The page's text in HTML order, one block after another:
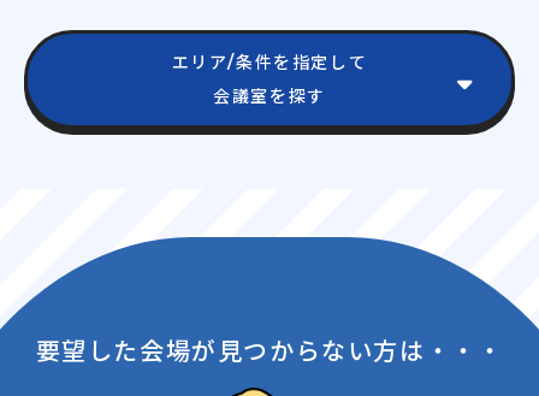
エリア/条件を指定して
会議室を探す
要望した会場が見つからない方は・・・